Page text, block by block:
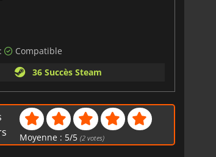
Compatible
36 Succès Steam
Moyenne : 5/5 (2 votes)